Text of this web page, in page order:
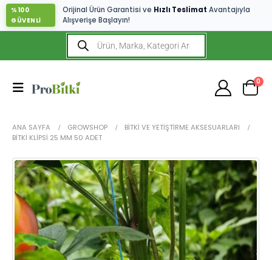
%100
GÜVENLİ
Orijinal Ürün Garantisi ve Hızlı Teslimat Avantajıyla
Alışverişe Başlayın!
0
ANA SAYFA GROWSHOP
BITKI VE YETIŞTIRME AKSESUARLARI
BITKI KLIPSI 25 MM 50 ADET